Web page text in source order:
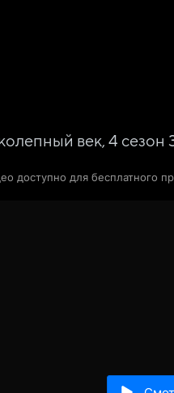
век, 4 сезон
доступно для бесплатного